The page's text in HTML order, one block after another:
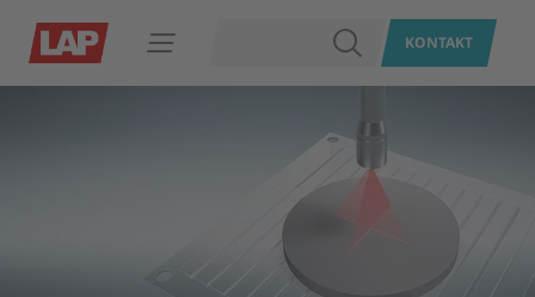
Navigation öffnen SUCHENKONTAKT